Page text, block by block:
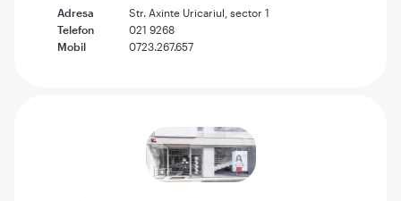
Adresa
Str. Axinte Uricariul, sector 1
Telefon
021 9268
Mobil
0723.267.657